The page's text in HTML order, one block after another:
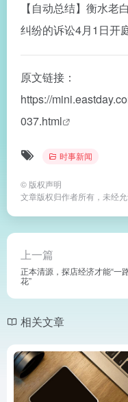
【自动总结】衡水老
纠纷的诉讼4月1日开
原文链接：
https://
037.html
时事新闻
© 版权声明
文章版权归作者所有，未经允
上一篇
正本清源，探店经济才能“一
花”
相关文章